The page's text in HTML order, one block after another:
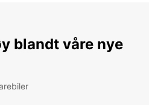
blandt våre nye